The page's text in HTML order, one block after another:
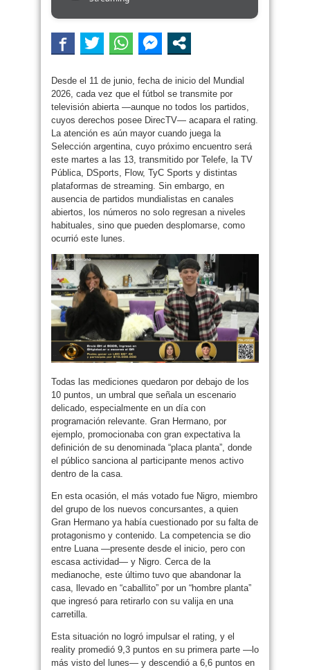
Desde el 11 de junio, fecha de inicio del Mundial
2026, cada vez que el fútbol se transmite por
televisión abierta —aunque no todos los partidos,
cuyos derechos posee DirecTV— acapara el rating.
La atención es aún mayor cuando juega la
Selección argentina, cuyo próximo encuentro será
este martes a las 13, transmitido por Telefe, la TV
Pública, DSports, Flow, TyC Sports y distintas
plataformas de streaming. Sin embargo, en
ausencia de partidos mundialistas en canales
abiertos, los números no solo regresan a niveles
habituales, sino que pueden desplomarse, como
ocurrió este lunes.
Todas las mediciones quedaron por debajo de los
10 puntos, un umbral que señala un escenario
delicado, especialmente en un día con
programación relevante. Gran Hermano, por
ejemplo, promocionaba con gran expectativa la
definición de su denominada “placa planta”, donde
el público sanciona al participante menos activo
dentro de la casa.
En esta ocasión, el más votado fue Nigro, miembro
del grupo de los nuevos concursantes, a quien
Gran Hermano ya había cuestionado por su falta de
protagonismo y contenido. La competencia se dio
entre Luana —presente desde el inicio, pero con
escasa actividad— y Nigro. Cerca de la
medianoche, este último tuvo que abandonar la
casa, llevado en “caballito” por un “hombre planta”
que ingresó para retirarlo con su valija en una
carretilla.
Esta situación no logró impulsar el rating, y el
reality promedió 9,3 puntos en su primera parte —lo
más visto del lunes— y descendió a 6,6 puntos en